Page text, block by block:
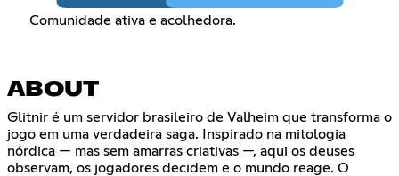
Comunidade ativa e acolhedora.
ABOUT
Glitnir é um servidor brasileiro de Valheim que transforma o
jogo em uma verdadeira saga. Inspirado na mitologia
nórdica — mas sem amarras criativas —, aqui os deuses
observam, os jogadores decidem e o mundo reage. O